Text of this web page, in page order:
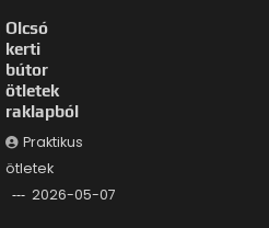
Olcsó
kerti
bútor
ötletek
raklapból
Praktikus
ötletek
2026-05-07